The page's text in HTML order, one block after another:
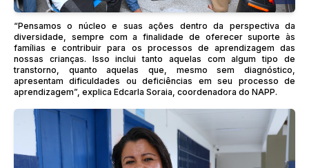
“Pensamos o núcleo e suas ações dentro da perspectiva da
diversidade, sempre com a finalidade de oferecer suporte às
famílias e contribuir para os processos de aprendizagem das
nossas crianças. Isso inclui tanto aquelas com algum tipo de
transtorno, quanto aquelas que, mesmo sem diagnóstico,
apresentam dificuldades ou deficiências em seu processo de
aprendizagem”, explica Edcarla Soraia, coordenadora do NAPP.